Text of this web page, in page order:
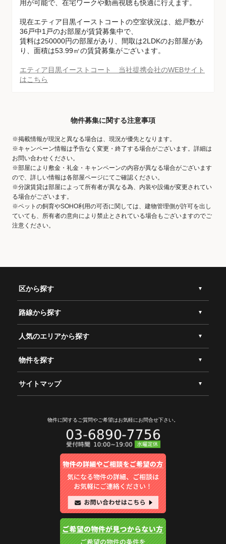
用が可能で、在宅ワークや動画視聴も快適に行えます。
現在エティア目黒イーストコートの空室状況は、総戸数が
36戸中1戸のお部屋が賃貸募集中で、
賃料は250000円の部屋があり、間取は2LDKのお部屋があ
り、面積は53.99㎡の賃貸募集がございます。
エティア目黒イーストコート 当社提携会社のWEBサイト
はこちら
物件募集に関する注意事項
※掲載情報が現況と異なる場合は、現況が優先となります。
※キャンペーン情報は予告なく変更・終了する場合がございます。詳細は
お問い合わせください。
※部屋により敷金・礼金・キャンペーンの内容が異なる場合がございます
ので、詳しい情報は各部屋ページにてご確認ください。
※分譲賃貸は部屋によって所有者が異なる為、内装や設備が変更されてい
る場合がございます。
※ペットの飼育やSOHO利用の可否に関しては、建物管理側が許可を出し
ていても、所有者の意向により禁止とされている場合もございますのでご
注意ください。
区から探す
路線から探す
人気のエリアから探す
物件を探す
サイトマップ
物件に関するご質問やご希望はお気軽にお問合せ下さい。